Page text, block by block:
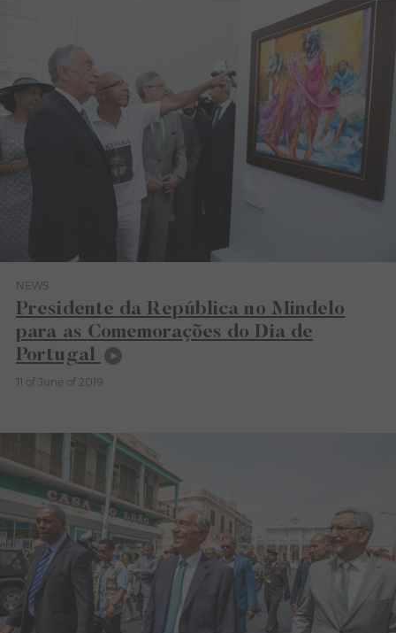
Category News
NEWS
Presidente da República no Mindelo
para as Comemorações do Dia de
Portugal
11 of June of 2019